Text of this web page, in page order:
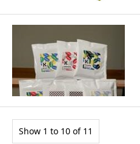
Show 1 to 10 of 11